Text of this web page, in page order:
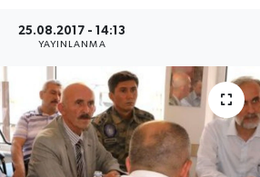
25.08.2017 - 14:13
YAYINLANMA